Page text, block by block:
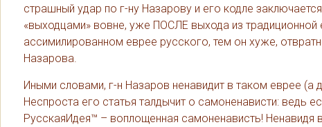
страшный удар по г-ну Назарову и его кодле
«выходцами» вовне, уже ПОСЛЕ выхода из традиционной
ассимилированном еврее русского, тем он хуже,
Назарова.
Иными словами, г-н Назаров ненавидит в таком еврее (а
Неспроста его статья талдычит о самоненависти: ведь
РусскаяИдея™ – воплощенная самоненависть! Ненавидя